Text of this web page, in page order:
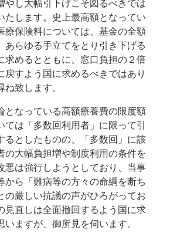
やし大幅引下げこそ図るべきでは
たします。史上最高額となってい
療保険料については、基金の全額
あらゆる手立てをとり引き下げる
求めるとともに、窓口負担の２倍
戻すよう国に求めるべきではあり
ね致します。
となっている高額療養費の限度額
ては「多数回利用者」に限って引
るとしたものの、「多数回」に該
の大幅負担増や制度利用の条件を
悪は強行しようとしており、当事
から「難病等の方々の命綱を断ち
の厳しい抗議の声がひろがってお
見直しは全面撤回するよう国に求
いますが、御所見を伺います。